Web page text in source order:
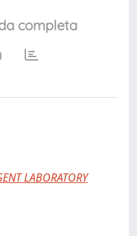
completa
LABORATORY